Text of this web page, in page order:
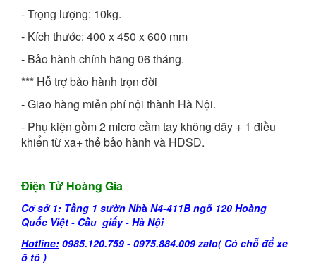
- Trọng lượng: 10kg.
- Kích thước: 400 x 450 x 600 mm
- Bảo hành chính hãng 06 tháng.
*** Hỗ trợ bảo hành trọn đời
- Giao hàng miễn phí nội thành Hà Nội.
- Phụ kiện gồm 2 micro cầm tay không dây + 1 điều
khiển từ xa+ thẻ bảo hành và HDSD.
Điện Tử Hoàng Gia
Cơ sở 1: Tầng 1 sườn Nhà N4-411B ngõ 120 Hoàng
Quốc Việt - Cầu giấy - Hà Nội
Hotline: 0985.120.759 - 0975.884.009 zalo( Có chỗ để xe
ô tô )